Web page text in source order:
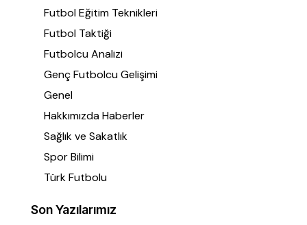
Futbol Eğitim Teknikleri
Futbol Taktiği
Futbolcu Analizi
Genç Futbolcu Gelişimi
Genel
Hakkımızda Haberler
Sağlık ve Sakatlık
Spor Bilimi
Türk Futbolu
Son Yazılarımız